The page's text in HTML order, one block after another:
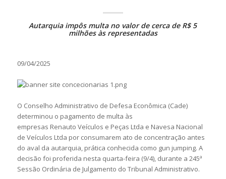
Autarquia impôs multa no valor de cerca de R$ 5
milhões às representadas
09/04/2025
O Conselho Administrativo de Defesa Econômica (Cade)
determinou o pagamento de multa às
empresas Renauto Veículos e Peças Ltda e Navesa Nacional
de Veículos Ltda por consumarem ato de concentração antes
do aval da autarquia, prática conhecida como gun jumping. A
decisão foi proferida nesta quarta-feira (9/4), durante a 245ª
Sessão Ordinária de Julgamento do Tribunal Administrativo.